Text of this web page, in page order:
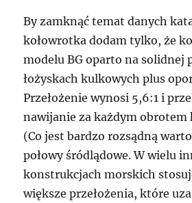
By zamknąć temat danych
kołowrotka dodam tylko, że
modelu BG oparto na solidnej
łożyskach kulkowych plus
Przełożenie wynosi 5,6:1 i
nawijanie za każdym
(Co jest bardzo rozsądną
połowy śródlądowe. W wielu
konstrukcjach morskich
większe przełożenia, które